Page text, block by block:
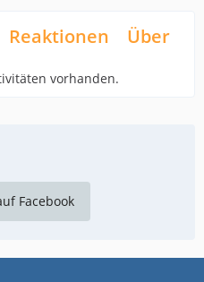
Reaktionen Über
vorhanden.
Facebook